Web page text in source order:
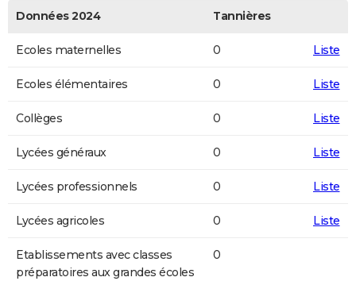
Données 2024 Tannières
Ecoles maternelles 0 Liste
Ecoles élémentaires 0 Liste
Collèges 0 Liste
Lycées généraux 0 Liste
Lycées professionnels 0 Liste
Lycées agricoles 0 Liste
Etablissements avec classes
préparatoires aux grandes écoles
0